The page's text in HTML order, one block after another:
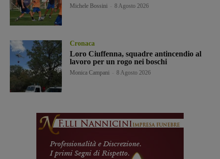
Michele Bossini 8 Agosto 2026
Cronaca
Loro Ciuffenna, squadre antincendio al
lavoro per un rogo nei boschi
Monica Campani 8 Agosto 2026